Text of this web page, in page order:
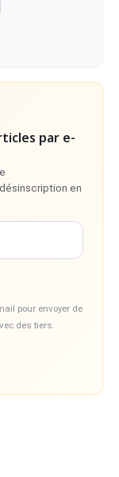
par e-
en
pour envoyer de
des tiers.